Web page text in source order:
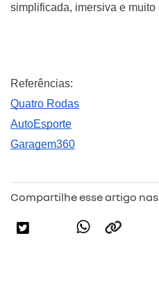
simplificada, imersiva e muito
Referências:
Quatro Rodas
AutoEsporte
Garagem360
Compartilhe esse artigo